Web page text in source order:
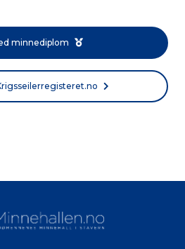
minnediplom